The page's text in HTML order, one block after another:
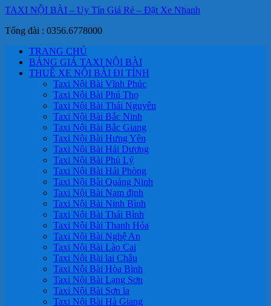
TAXI NỘI BÀI – Uy Tín Giá Rẻ – Đặt Xe Nhanh
Tổng đài : 0356.6778000
TRANG CHỦ
BẢNG GIÁ TAXI NỘI BÀI
THUÊ XE NỘI BÀI ĐI TỈNH
Taxi Nội Bài Vĩnh Phúc
Taxi Nội Bài Phú Thọ
Taxi Nội Bài Thái Nguyên
Taxi Nội Bài Bắc Ninh
Taxi Nội Bài Bắc Giang
Taxi Nội Bài Hưng Yên
Taxi Nội Bài Hải Dương
Taxi Nội Bài Phủ Lý
Taxi Nội Bài Hải Phòng
Taxi Nội Bài Quảng Ninh
Taxi Nội Bài Nam định
Taxi Nội Bài Ninh Bình
Taxi Nội Bài Thái Bình
Taxi Nội Bài Thanh Hóa
Taxi Nội Bài Nghệ An
Taxi Nội Bài Lào Cai
Taxi Nội Bài lai Châu
Taxi Nội Bài Hòa Bình
Taxi Nội Bài Lạng Sơn
Taxi Nội Bài Sơn la
Taxi Nội Bài Hà Giang